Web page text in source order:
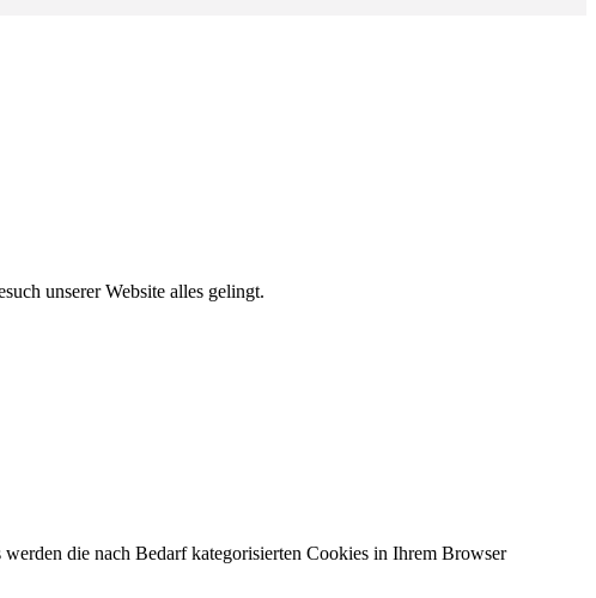
unserer Website alles gelingt.
die nach Bedarf kategorisierten Cookies in Ihrem Browser